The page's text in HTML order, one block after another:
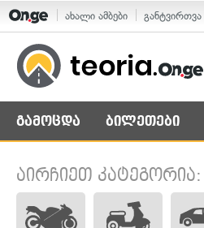
ახალი ამბები განტვირთვა
გამოცდა ბილეთები
აირჩიეთ კატეგორია: